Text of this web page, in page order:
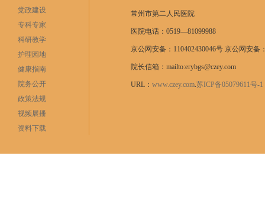
党政建设
专科专家
科研教学
护理园地
健康指南
院务公开
政策法规
视频展播
资料下载
常州市第二人民医院
医院电话：0519—81099988
京公网安备：110402430046号 京公网安备
院长信箱：mailto:erybgs@czey.com
URL： www.czey.com.苏ICP备05079611号-